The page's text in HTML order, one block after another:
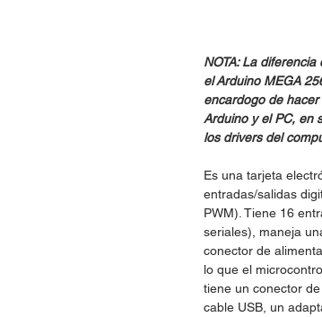
NOTA: La
el Arduino MEGA
encardogo de
Arduino y el PC, en
los drivers del
Es una tarjeta
entradas/salidas
PWM). Tiene 16
seriales), maneja
conector de
lo que el
tiene un conector
cable USB, un